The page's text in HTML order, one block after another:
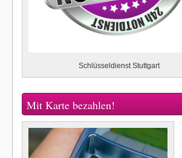
Schlüsseldienst Stuttgart
Mit Karte bezahlen!